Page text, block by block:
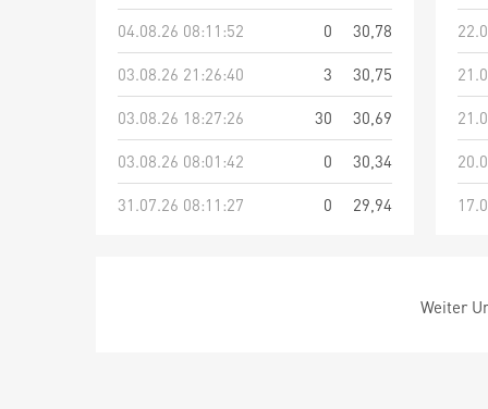
04.08.26 08:11:52
0
30,78
03.08.26 21:26:40
3
30,75
03.08.26 18:27:26
30
30,69
03.08.26 08:01:42
0
30,34
31.07.26 08:11:27
0 29,94
Weiter